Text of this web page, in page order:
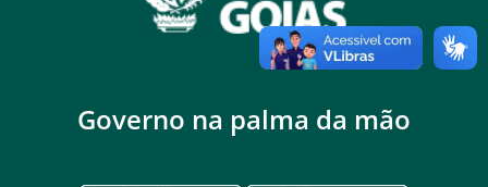
Governo na palma da mão